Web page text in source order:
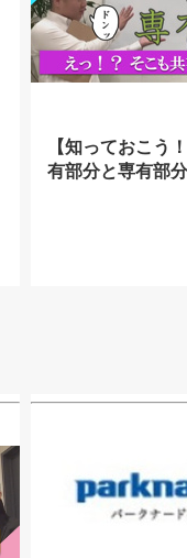
【知っておこう
有部分と専有部